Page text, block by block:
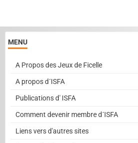
MENU
A Propos des Jeux de Ficelle
A propos d´ISFA
Publications d' ISFA
Comment devenir membre d´ISFA
Liens vers d'autres sites